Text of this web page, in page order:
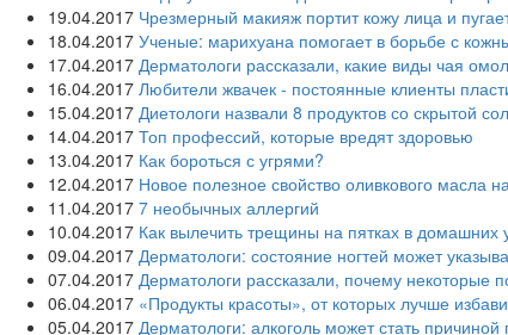
19.04.2017 Чрезмерный макияж портит кожу лица и
18.04.2017 Ученые: марихуана помогает в борьбе с
17.04.2017 Дерматологи рассказали, какие виды чая
16.04.2017 Любители жвачек - постоянные клиенты
15.04.2017 Диетологи назвали 8 продуктов со скрытой
14.04.2017 Топ профессий, которые вредят здоровью
13.04.2017 Как бороться с угрями?
12.04.2017 Новое полезное свойство оливкового масла‍
11.04.2017 7 необычных аллергий
10.04.2017 Как вылечить трещины на пятках в домашних
09.04.2017 Дерматологи: состояние ногтей может
07.04.2017 Дерматологи рассказали, почему некоторые
06.04.2017 «Продукты красоты», от которых лучше
05.04.2017 Дерматологи: алкоголь может стать